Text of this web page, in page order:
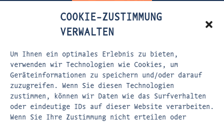
COOKIE-ZUSTIMMUNG
VERWALTEN
Um Ihnen ein optimales Erlebnis zu bieten,
verwenden wir Technologien wie Cookies, um
Geräteinformationen zu speichern und/oder darauf
zuzugreifen. Wenn Sie diesen Technologien
zustimmen, können wir Daten wie das Surfverhalten
oder eindeutige IDs auf dieser Website verarbeiten.
Wenn Sie Ihre Zustimmung nicht erteilen oder
FLEISCHERSTRASSE 5
80337 MÜNCHEN
EMAIL:KONTAKT@DASPERSPEKTIVENWERK.DE
WEBSITE:WWW.DASPERSPEKTIVENWERK.DE